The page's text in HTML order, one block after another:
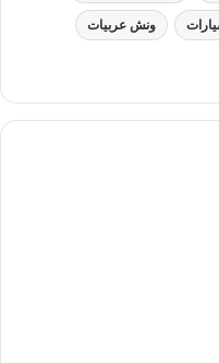
ونش عربيات